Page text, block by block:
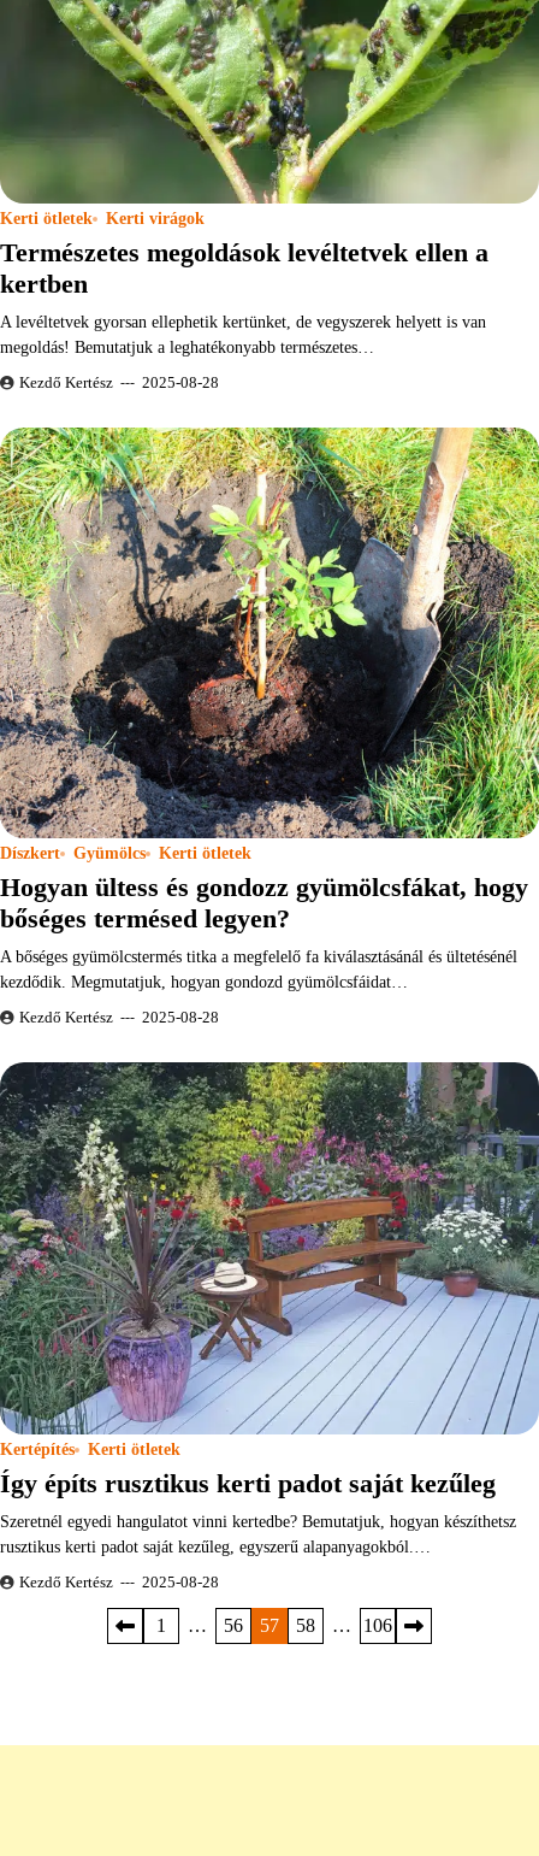
Kerti ötletek Kerti virágok
Természetes megoldások levéltetvek ellen a
kertben
A levéltetvek gyorsan ellephetik kertünket, de vegyszerek helyett is van
megoldás! Bemutatjuk a leghatékonyabb természetes…
Kezdő Kertész 2025-08-28
Díszkert Gyümölcs Kerti ötletek
Hogyan ültess és gondozz gyümölcsfákat, hogy
bőséges termésed legyen?
A bőséges gyümölcstermés titka a megfelelő fa kiválasztásánál és ültetésénél
kezdődik. Megmutatjuk, hogyan gondozd gyümölcsfáidat…
Kezdő Kertész 2025-08-28
Kertépítés Kerti ötletek
Így építs rusztikus kerti padot saját kezűleg
Szeretnél egyedi hangulatot vinni kertedbe? Bemutatjuk, hogyan készíthetsz
rusztikus kerti padot saját kezűleg, egyszerű alapanyagokból.…
Kezdő Kertész 2025-08-28
Bejegyzések
1 … 56 57 58 … 106